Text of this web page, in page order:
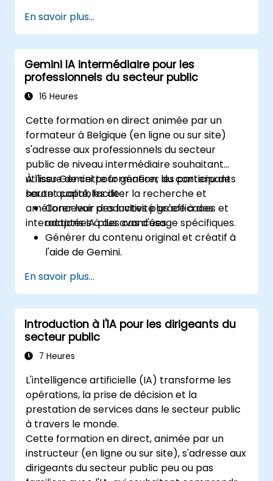
transparence des données.
Appliquer les informations issues de l'IA
pour l'innovation dans le secteur public.
Renforcer l'engagement des citoyens
grâce à des solutions propulsées par l'IA.
En savoir plus...
Gemini IA intermédiaire pour les
professionnels du secteur public
16 Heures
Cette formation en direct animée par un
formateur à Belgique (en ligne ou sur site)
s'adresse aux professionnels du secteur
public de niveau intermédiaire souhaitant
utiliser Gemini pour générer du contenu de
haute qualité, faciliter la recherche et
améliorer leur productivité grâce à des
interactions IA plus avancées.
À l'issue de cette formation, les participants
seront capables de :
Concevoir des invites plus efficaces et
adaptées à des cas d'usage spécifiques.
Générer du contenu original et créatif à
l'aide de Gemini.
complexes avec précision.
Utiliser Gemini pour brainstormer,
planifier et organiser des idées de
manière efficace.
En savoir plus...
Introduction à l'IA pour les dirigeants du
secteur public
7 Heures
L'intelligence artificielle (IA) transforme les
opérations, la prise de décision et la
prestation de services dans le secteur public
à travers le monde.
Cette formation en direct, animée par un
instructeur (en ligne ou sur site), s'adresse aux
dirigeants du secteur public peu ou pas